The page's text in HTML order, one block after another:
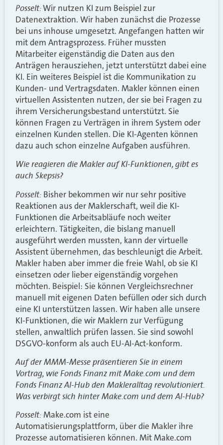
Posselt:Wir nutzen KI zum Beispiel zur
Datenextraktion. Wir haben zunächst die Prozesse
bei uns inhouse umgesetzt. Angefangen hatten wir
mit dem Antragsprozess. Früher mussten
Mitarbeiter eigenständig die Daten aus den
Anträgen herausziehen, jetzt unterstützt dabei eine
KI. Ein weiteres Beispiel ist die Kommunikation zu
Kunden- und Vertragsdaten. Makler können einen
virtuellen Assistenten nutzen, der sie bei Fragen zu
ihrem Versicherungsbestand unterstützt. Sie
können Fragen zu Verträgen in ihrem System oder
einzelnen Kunden stellen. Die KI-Agenten können
dazu auch schon einzelne Aufgaben ausführen.
Wie reagieren die Makler auf KI-Funktionen, gibt es
auch Skepsis?
Posselt: Bisher bekommen wir nur sehr positive
Reaktionen aus der Maklerschaft, weil die KI-
Funktionen die Arbeitsabläufe noch weiter
erleichtern. Tätigkeiten, die bislang manuell
ausgeführt werden mussten, kann der virtuelle
Assistent übernehmen, das beschleunigt die Arbeit.
Makler haben aber immer die freie Wahl, ob sie KI
einsetzen oder lieber eigenständig vorgehen
möchten. Beispiel: Sie können Vergleichsrechner
manuell mit eigenen Daten befüllen oder sich durch
eine KI unterstützen lassen. Wir haben alle unsere
KI-Funktionen, die wir Maklern zur Verfügung
stellen, anwaltlich prüfen lassen. Sie sind sowohl
DSGVO-konform als auch EU-AI-Act-konform.
Auf der MMM-Messe präsentieren Sie in einem
Vortrag, wie Fonds Finanz mit Make.com und dem
Fonds Finanz AI-Hub den Makleralltag revolutioniert.
Was verbirgt sich hinter Make.com und dem AI-Hub?
Posselt:Make.com ist eine
Automatisierungsplattform, über die Makler ihre
Prozesse automatisieren können. Mit Make.com